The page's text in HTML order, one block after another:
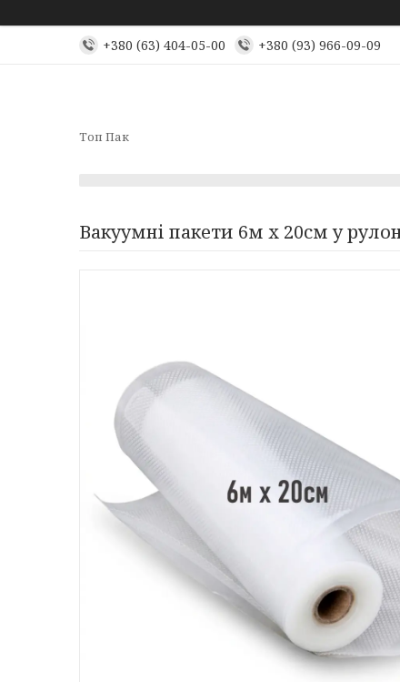
+380 (63) 404-05-00 +380 (93) 966-09-09
Топ Пак
Вакуумні пакети 6м х 20см у